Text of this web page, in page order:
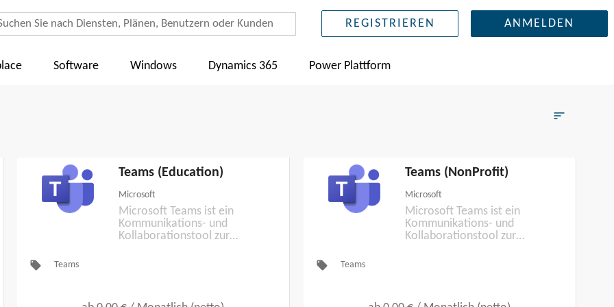
REGISTRIEREN ANMELDEN
Software Windows Dynamics 365 Power Plattform
sort
Teams (Education)
Microsoft
Microsoft Teams ist ein
Kommunikations- und
Kollaborationstool zur
local_offer Teams
Teams (NonProfit)
Microsoft
Microsoft Teams ist ein
Kommunikations- und
Kollaborationstool zur
local_offer Teams